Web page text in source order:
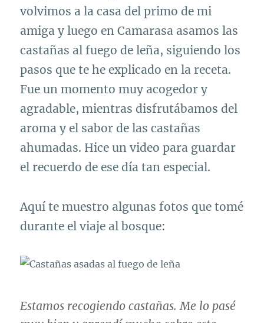
volvimos a la casa del primo de mi
amiga y luego en Camarasa asamos las
castañas al fuego de leña, siguiendo los
pasos que te he explicado en la receta.
Fue un momento muy acogedor y
agradable, mientras disfrutábamos del
aroma y el sabor de las castañas
ahumadas. Hice un video para guardar
el recuerdo de ese día tan especial.
Aquí te muestro algunas fotos que tomé
durante el viaje al bosque:
Estamos recogiendo castañas. Me lo pasé